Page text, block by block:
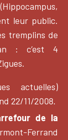
leur public.
tremplins de
: c’est 4
actuelles)
22/11/2008.
de la
Ferrand